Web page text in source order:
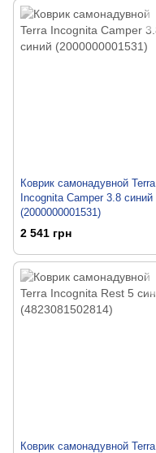
Коврик самонадувной Terra
Incognita Camper 3.8 синий
(2000000001531)
2 541 грн
Коврик самонадувной Terra